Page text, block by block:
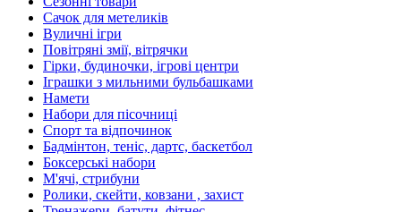
Сачок для метеликів
Вуличні ігри
Повітряні змії, вітрячки
Гірки, будиночки, ігрові центри
Іграшки з мильними бульбашками
Намети
Набори для пісочниці
Спорт та відпочинок
Бадмінтон, теніс, дартс, баскетбол
Боксерські набори
М'ячі, стрибуни
Ролики, скейти, ковзани , захист